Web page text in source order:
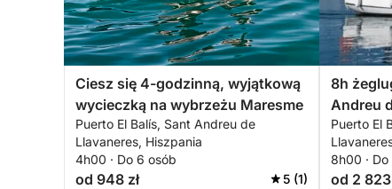
Ciesz się 4-godzinną, wyjątkową
wycieczką na wybrzeżu Maresme
Puerto El Balís, Sant Andreu de
Llavaneres, Hiszpania
4h00 · Do 6 osób
od 948 zł 5 (1)
8h
Andreu
Puerto El
8h00 ·
od 2 823